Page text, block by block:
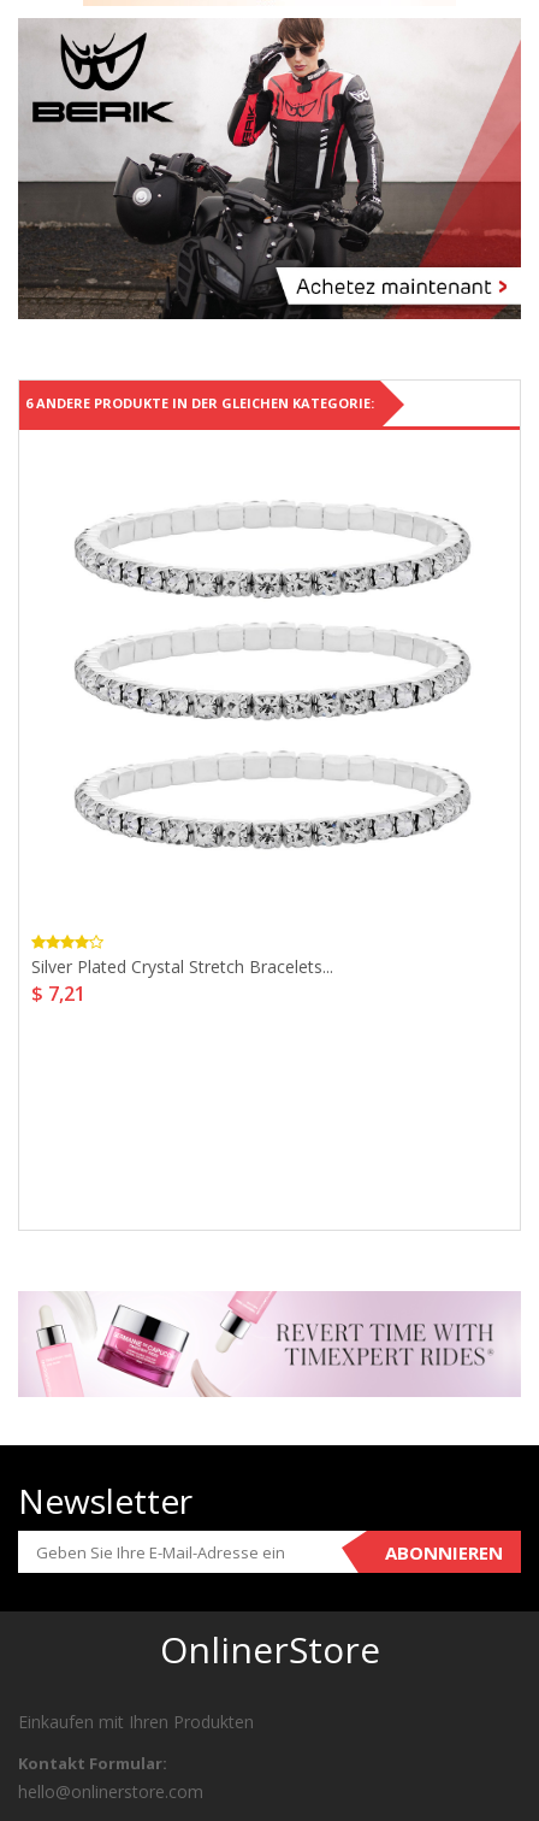
6 ANDERE PRODUKTE IN DER GLEICHEN KATEGORIE:
Silver Plated Crystal Stretch Bracelets...
$ 7,21
Newsletter
ABONNIEREN
OnlinerStore
Einkaufen mit Ihren Produkten
Kontakt Formular:
hello@onlinerstore.com